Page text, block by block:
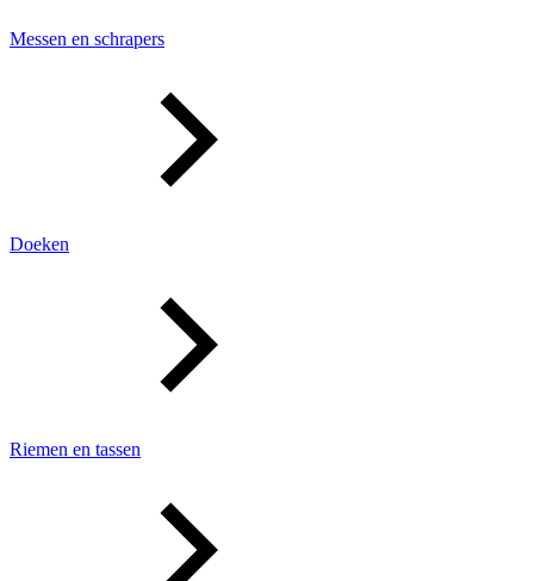
Messen en schrapers
Doeken
Riemen en tassen